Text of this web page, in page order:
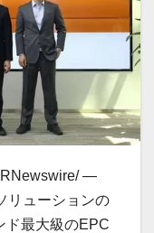
—
リューションの
ド最大級のEPC